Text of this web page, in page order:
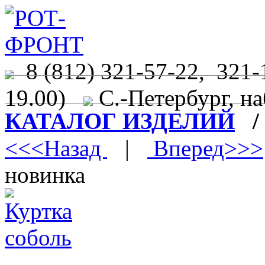
8 (812) 321-57-22,
19.00) С.-Петербург,
КАТАЛОГ ИЗДЕЛИЙ
<<<Назад
|
Вперед>>>
новинка